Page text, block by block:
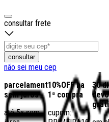
consultar frete
consultar
não sei meu cep
parcelamento
sem juros
até 5x sem
10%OFF na
1ª compra
cupom:
30